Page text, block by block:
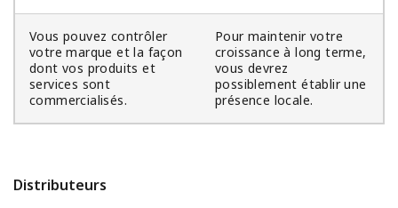
Vous pouvez contrôler
votre marque et la façon
dont vos produits et
services sont
commercialisés.
Pour maintenir votre
croissance à long terme,
vous devrez
possiblement établir une
présence locale.
Distributeurs